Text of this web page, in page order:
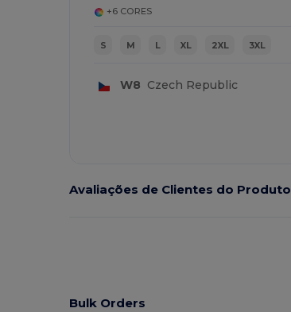
+6 CORES
S M L XL 2XL 3XL
W8 Czech Republic
Avaliações de Clientes do Produto
Bulk Orders